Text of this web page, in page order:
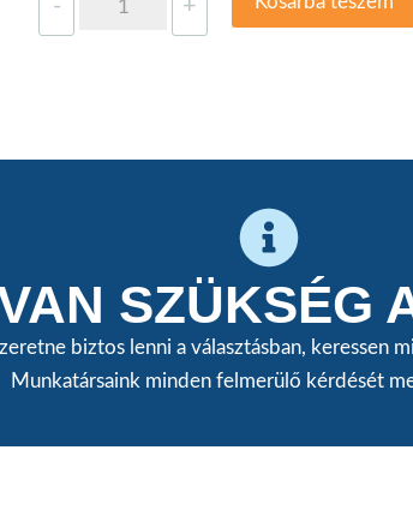
- +
SZÜKSÉG
biztos lenni a választásban,
Munkatársaink minden felmerülő kérdését